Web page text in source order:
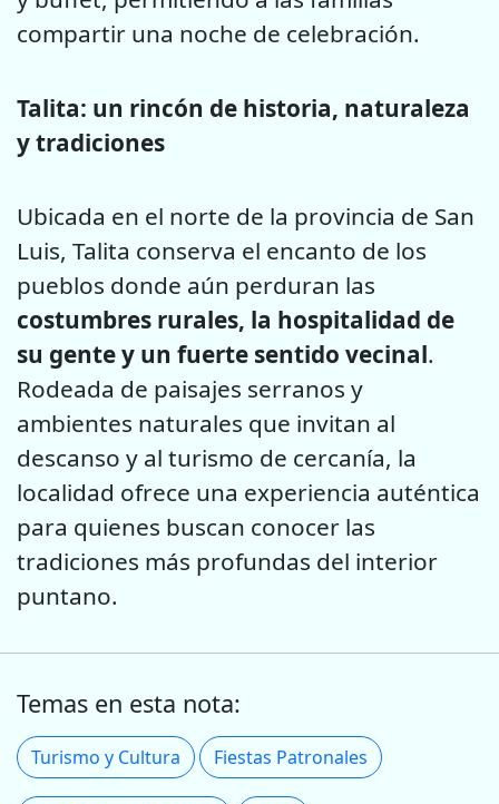
compartir una noche de celebración.
Talita: un rincón de historia, naturaleza
y tradiciones
Ubicada en el norte de la provincia de San
Luis, Talita conserva el encanto de los
pueblos donde aún perduran las
costumbres rurales, la hospitalidad de
su gente y un fuerte sentido vecinal.
Rodeada de paisajes serranos y
ambientes naturales que invitan al
descanso y al turismo de cercanía, la
localidad ofrece una experiencia auténtica
para quienes buscan conocer las
tradiciones más profundas del interior
puntano.
Temas en esta nota:
Turismo y Cultura Fiestas Patronales